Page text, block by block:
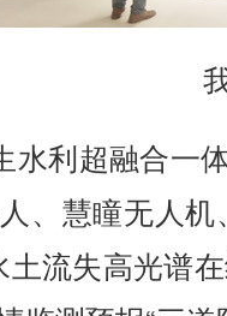
水利超融合一
、慧瞳无人机
土流失高光谱